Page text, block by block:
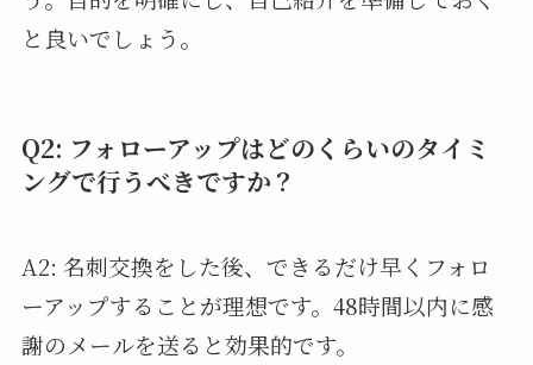
と良いでしょう。
Q2: フォローアップはどのくらいのタイミ
ングで行うべきですか？
A2: 名刺交換をした後、できるだけ早くフォロ
ーアップすることが理想です。48時間以内に感
謝のメールを送ると効果的です。